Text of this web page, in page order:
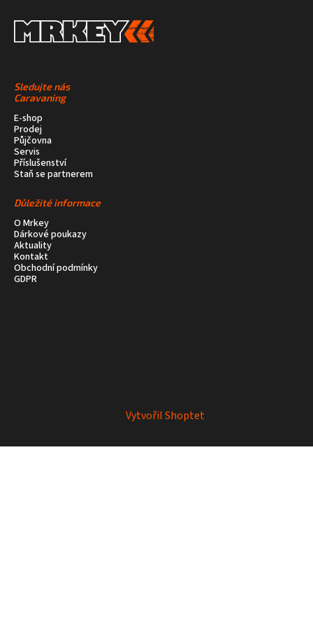
Sledujte nás
Caravaning
E-shop
Prodej
Půjčovna
Servis
Příslušenství
Staň se partnerem
Důležité informace
O Mrkey
Dárkové poukazy
Aktuality
Kontakt
Obchodní podmínky
GDPR
Vytvořil Shoptet